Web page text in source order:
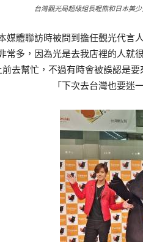
台灣觀光局超級組長喔熊和日本美
媒體聯訪時被問到擔任觀光代言
常多，因為光是去我店裡的人就
去幫忙，不過有時會被誤認是
「下次去台灣也要迷